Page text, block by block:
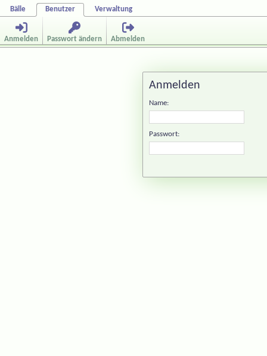
Bälle Benutzer Verwaltung
Anmelden Passwort ändern Abmelden
Anmelden
Name:
Passwort: